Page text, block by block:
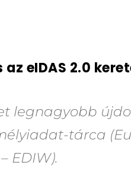
eIDAS 2.0
legnagyobb
tárca
EDIW).